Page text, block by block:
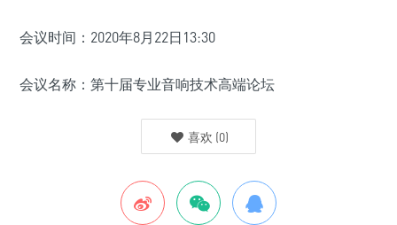
会议时间：2020年8月22日13:30
会议名称：第十届专业音响技术高端论坛
喜欢 (0)